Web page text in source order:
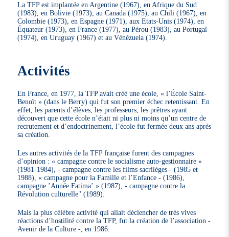
La TFP est implantée en Argentine (1967), en Afrique du Sud
(1983), en Bolivie (1973), au Canada (1975), au Chili (1967), en
Colombie (1973), en Espagne (1971), aux Etats-Unis (1974), en
Équateur (1973), en France (1977), au Pérou (1983), au Portugal
(1974), en Uruguay (1967) et au Vénézuela (1974).
Activités
En France, en 1977, la TFP avait créé une école, « l’École Saint-
Benoït » (dans le Berry) qui fut son premier échec retentissant. En
effet, les parents d’élèves, les professeurs, les prêtres ayant
découvert que cette école n’était ni plus ni moins qu’un centre de
recrutement et d’endoctrinement, l’école fut fermée deux ans après
sa création.
Les autres activités de la TFP française furent des campagnes
d’opinion : « campagne contre le socialisme auto-gestionnaire »
(1981-1984), - campagne contre les films sacrilèges - (1985 et
1988), « campagne pour la Famille et l’Enfance - (1986),
campagne ’Année Fatima’ » (1987), - campagne contre la
Révolution culturelle" (1989).
Mais la plus célèbre activité qui allait déclencher de très vives
réactions d’hostilité contre la TFP, fut la création de l’association -
Avenir de la Culture -, en 1986.